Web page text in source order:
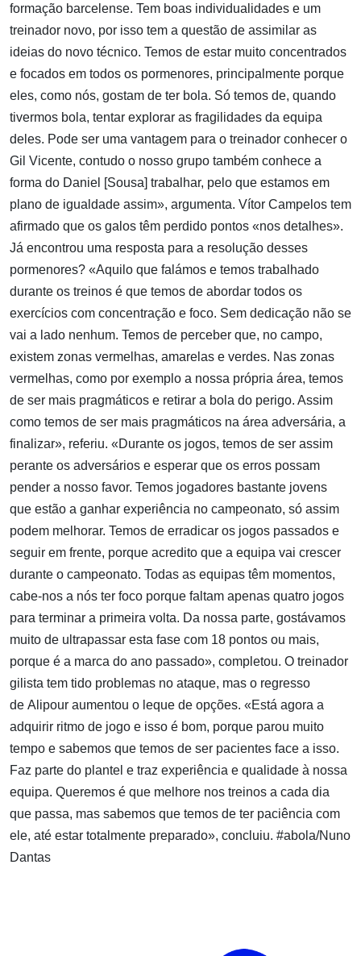
formação barcelense. Tem boas individualidades e um
treinador novo, por isso tem a questão de assimilar as
ideias do novo técnico. Temos de estar muito concentrados
e focados em todos os pormenores, principalmente porque
eles, como nós, gostam de ter bola. Só temos de, quando
tivermos bola, tentar explorar as fragilidades da equipa
deles. Pode ser uma vantagem para o treinador conhecer o
Gil Vicente, contudo o nosso grupo também conhece a
forma do Daniel [Sousa] trabalhar, pelo que estamos em
plano de igualdade assim», argumenta. Vítor Campelos tem
afirmado que os galos têm perdido pontos «nos detalhes».
Já encontrou uma resposta para a resolução desses
pormenores? «Aquilo que falámos e temos trabalhado
durante os treinos é que temos de abordar todos os
exercícios com concentração e foco. Sem dedicação não se
vai a lado nenhum. Temos de perceber que, no campo,
existem zonas vermelhas, amarelas e verdes. Nas zonas
vermelhas, como por exemplo a nossa própria área, temos
de ser mais pragmáticos e retirar a bola do perigo. Assim
como temos de ser mais pragmáticos na área adversária, a
finalizar», referiu. «Durante os jogos, temos de ser assim
perante os adversários e esperar que os erros possam
pender a nosso favor. Temos jogadores bastante jovens
que estão a ganhar experiência no campeonato, só assim
podem melhorar. Temos de erradicar os jogos passados e
seguir em frente, porque acredito que a equipa vai crescer
durante o campeonato. Todas as equipas têm momentos,
cabe-nos a nós ter foco porque faltam apenas quatro jogos
para terminar a primeira volta. Da nossa parte, gostávamos
muito de ultrapassar esta fase com 18 pontos ou mais,
porque é a marca do ano passado», completou. O treinador
gilista tem tido problemas no ataque, mas o regresso
de Alipour aumentou o leque de opções. «Está agora a
adquirir ritmo de jogo e isso é bom, porque parou muito
tempo e sabemos que temos de ser pacientes face a isso.
Faz parte do plantel e traz experiência e qualidade à nossa
equipa. Queremos é que melhore nos treinos a cada dia
que passa, mas sabemos que temos de ter paciência com
ele, até estar totalmente preparado», concluiu. #abola/Nuno
Dantas